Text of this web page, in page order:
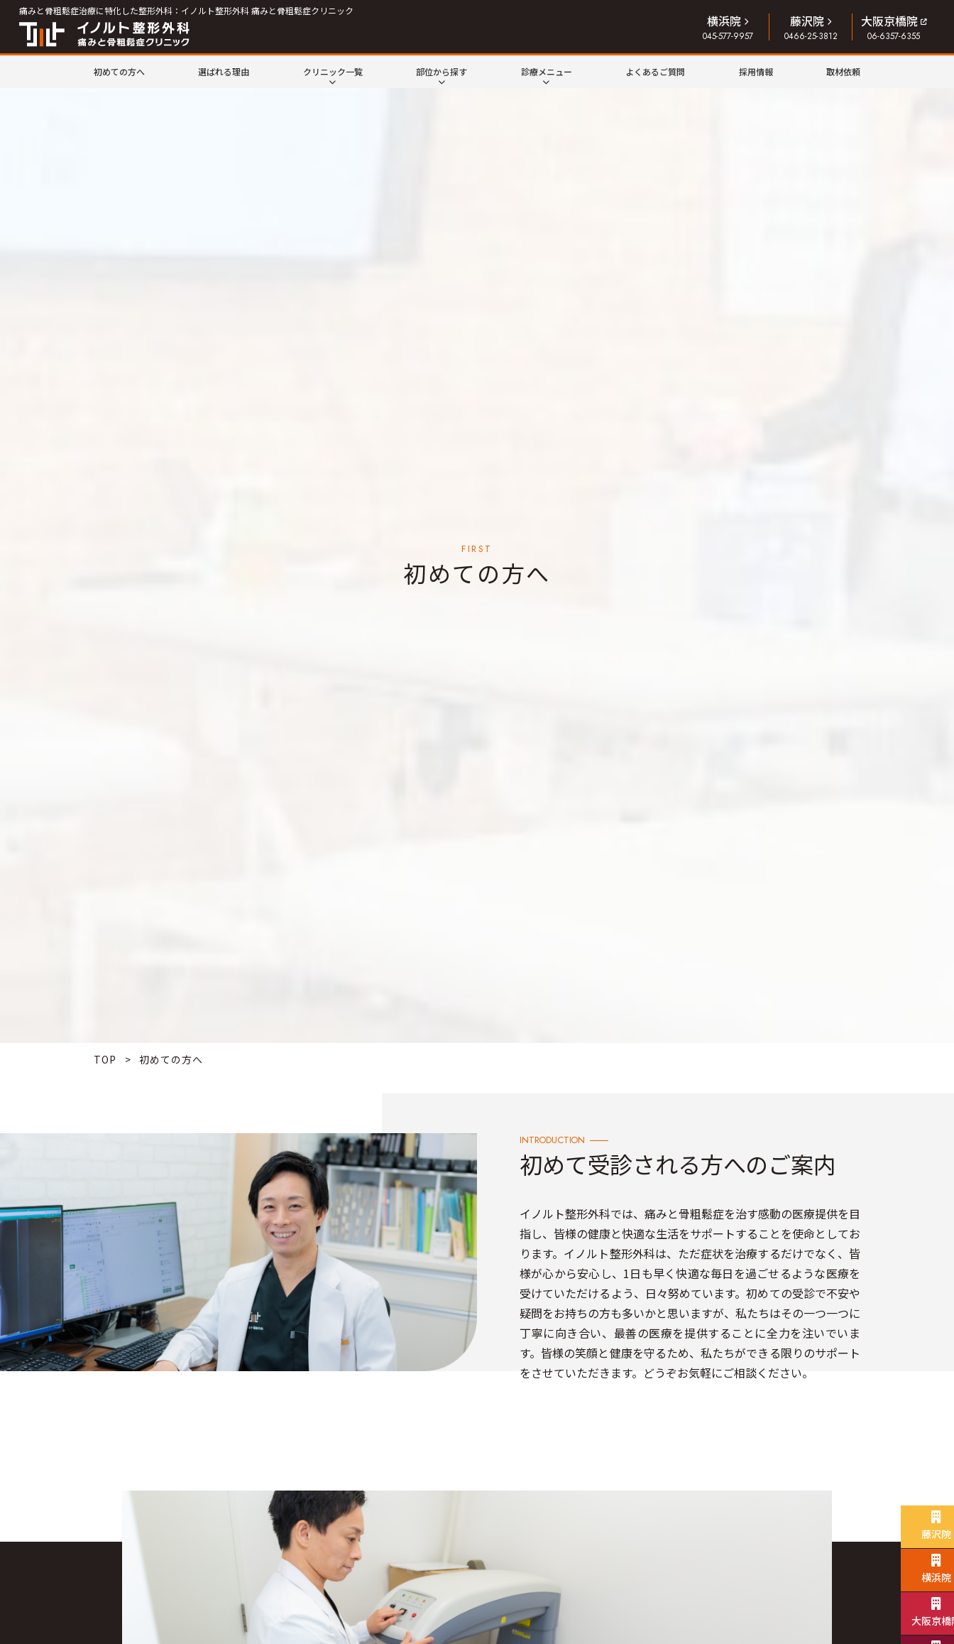
痛みと骨粗鬆症治療に特化した整形外科：イノルト整形外科 痛みと骨粗鬆症クリニック
横浜院
045-577-9957
藤沢院
0466-25-3812
大阪京橋院
06-6357-6355
初めての方へ 選ばれる理由 クリニック一覧 部位から探す 診療メニュー よくあるご質問 採用情報 取材依頼
藤沢院
横浜院
大阪京橋
FIRST
初めての方へ
TOP > 初めての方へ
INTRODUCTION
初めて受診される方へのご案内
イノルト整形外科では、痛みと骨粗鬆症を治す感動の医療提供を目
指し、皆様の健康と快適な生活をサポートすることを使命としてお
ります。イノルト整形外科は、ただ症状を治療するだけでなく、皆
様が心から安心し、1日も早く快適な毎日を過ごせるような医療を
受けていただけるよう、日々努めています。初めての受診で不安や
疑問をお持ちの方も多いかと思いますが、私たちはその一つ一つに
丁寧に向き合い、最善の医療を提供することに全力を注いでいま
す。皆様の笑顔と健康を守るため、私たちができる限りのサポート
をさせていただきます。どうぞお気軽にご相談ください。